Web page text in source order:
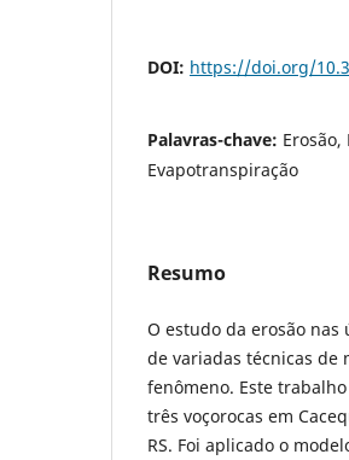
DOI: https://doi.org/
Palavras-chave:
Evapotranspiração
Resumo
O estudo da erosão
de variadas técnicas de
fenômeno. Este
três voçorocas em
RS. Foi aplicado o